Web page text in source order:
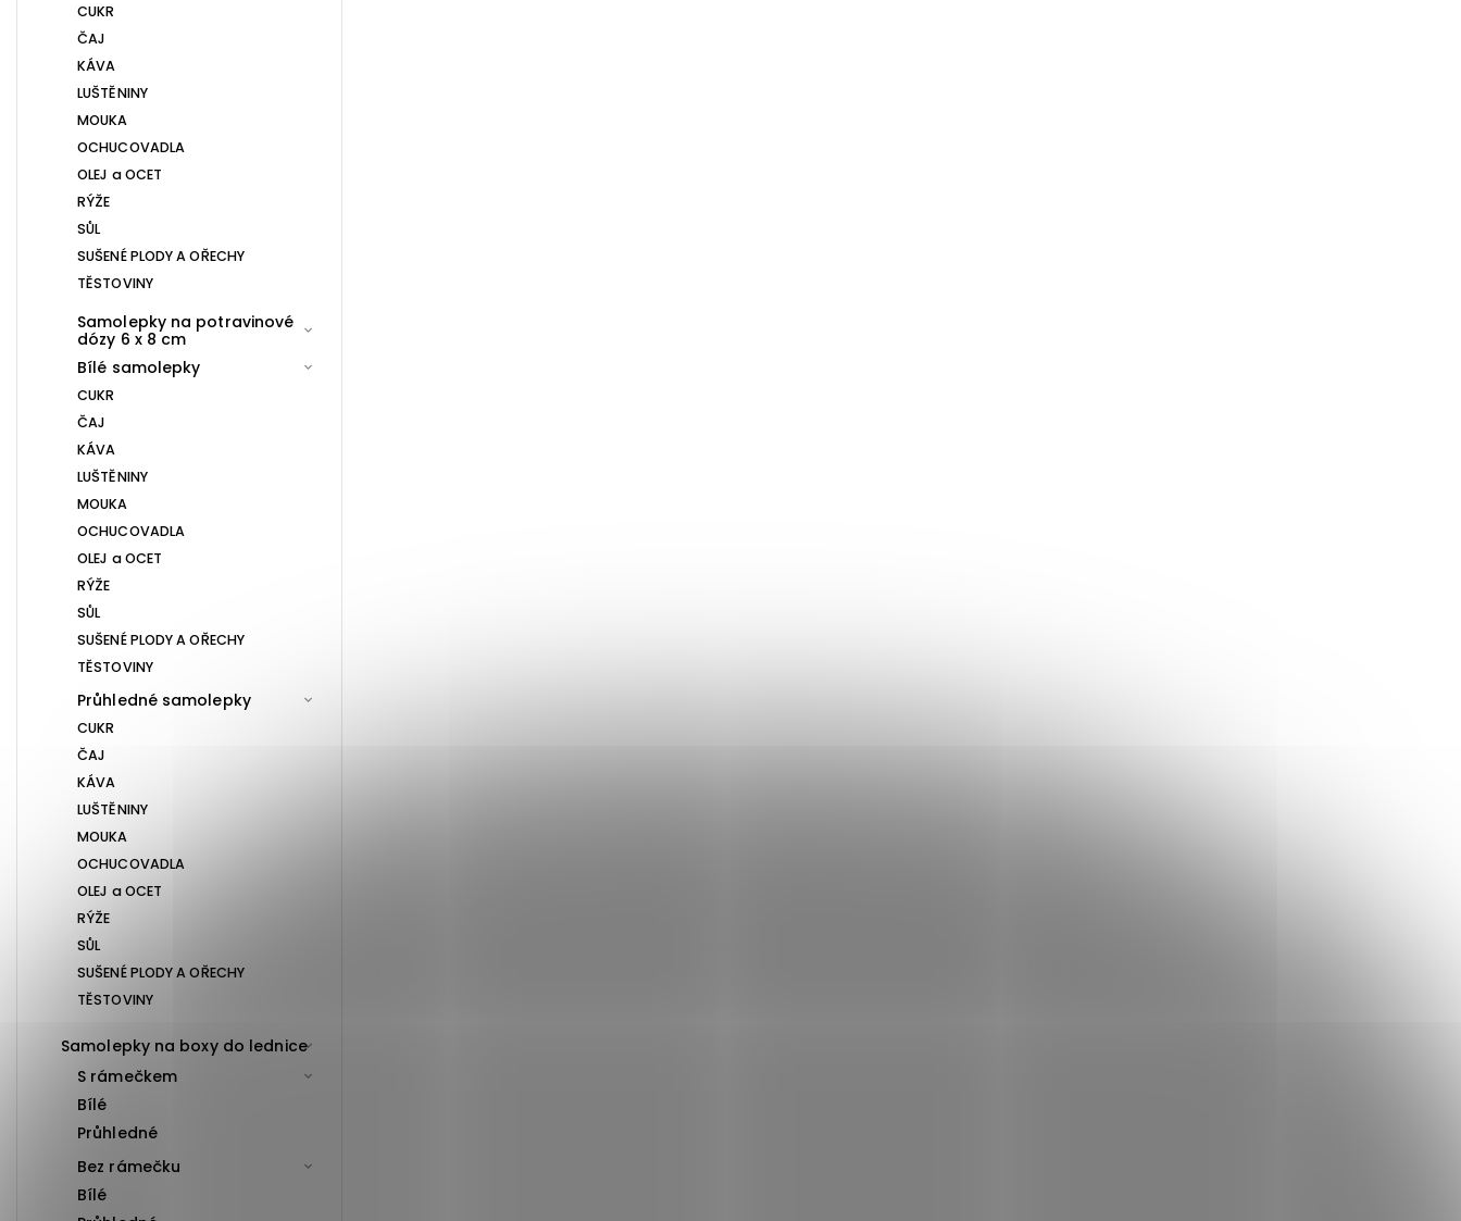
CUKR
ČAJ
KÁVA
LUŠTĚNINY
MOUKA
OCHUCOVADLA
OLEJ a OCET
RÝŽE
SŮL
SUŠENÉ PLODY A OŘECHY
TĚSTOVINY
Samolepky na potravinové
dózy 6 x 8 cm
Bílé samolepky
CUKR
ČAJ
KÁVA
LUŠTĚNINY
MOUKA
OCHUCOVADLA
OLEJ a OCET
RÝŽE
SŮL
SUŠENÉ PLODY A OŘECHY
TĚSTOVINY
Průhledné samolepky
CUKR
ČAJ
KÁVA
LUŠTĚNINY
MOUKA
OCHUCOVADLA
OLEJ a OCET
RÝŽE
SŮL
SUŠENÉ PLODY A OŘECHY
TĚSTOVINY
Samolepky na boxy do lednice
S rámečkem
Bílé
Průhledné
Bez rámečku
Bílé